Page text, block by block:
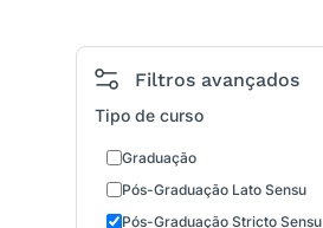
Filtros avançados
Tipo de curso
Graduação
Pós-Graduação Lato Sensu
Pós-Graduação Stricto Sensu